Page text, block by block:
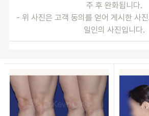
주 후 완화됩니다.
- 위 사진은 고객 동의를 얻어 게시한 사
일인의 사진입니다.